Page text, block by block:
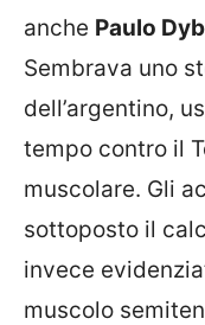
anche Paulo
Sembrava uno
dell’argentino,
tempo contro il
muscolare. Gli
sottoposto il
invece
muscolo